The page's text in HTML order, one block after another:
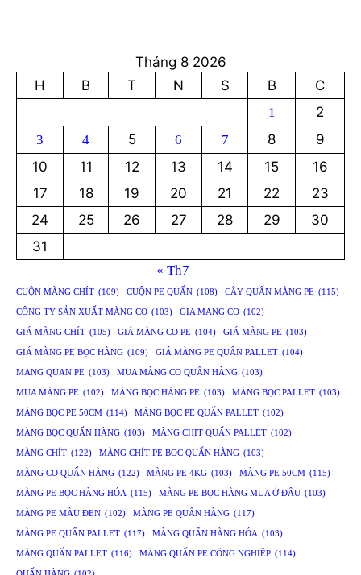
Tháng 8 2026
H
B T N S B C
1 2
3 4 5 6 7 8
9
10
11 12 13 14 15
16
17
18 19 20 21 22
23
24
25 26 27 28 29
30
31
« Th7
CUỘN MÀNG CHÍT (109) CUỘN PE QUẤN (108) CÂY QUẤN MÀNG PE (115)
CÔNG TY SẢN XUẤT MÀNG CO (103) GIA MANG CO (102)
GIÁ MÀNG CHÍT (105) GIÁ MÀNG CO PE (104) GIÁ MÀNG PE (103)
GIÁ MÀNG PE BỌC HÀNG (109) GIÁ MÀNG PE QUẤN PALLET (104)
MANG QUAN PE (103) MUA MÀNG CO QUẤN HÀNG (103)
MUA MÀNG PE (102) MÀNG BỌC HÀNG PE (103) MÀNG BỌC PALLET (103)
MÀNG BỌC PE 50CM (114) MÀNG BỌC PE QUẤN PALLET (102)
MÀNG BỌC QUẤN HÀNG (103) MÀNG CHIT QUẤN PALLET (102)
MÀNG CHÍT (122) MÀNG CHÍT PE BỌC QUẤN HÀNG (103)
MÀNG CO QUẤN HÀNG (122) MÀNG PE 4KG (103) MÀNG PE 50CM (115)
MÀNG PE BỌC HÀNG HÓA (115) MÀNG PE BỌC HÀNG MUA Ở ĐÂU (103)
MÀNG PE MÀU ĐEN (102) MÀNG PE QUẤN HÀNG (117)
MÀNG PE QUẤN PALLET (117) MÀNG QUẤN HÀNG HÓA (103)
MÀNG QUẤN PALLET (116) MÀNG QUẤN PE CÔNG NGHIỆP (114)